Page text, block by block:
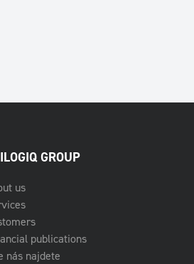
GROUP
us
publications
nás najdete